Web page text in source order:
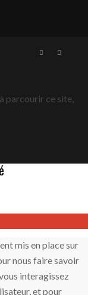
parcourir ce site,
mis en place sur
nous faire savoir
interagissez
et pour